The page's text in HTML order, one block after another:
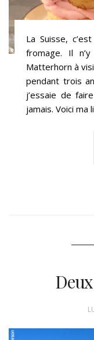
La Suisse,
fromage. Il
Matterhorn à
pendant trois
j’essaie de
jamais. Voici ma